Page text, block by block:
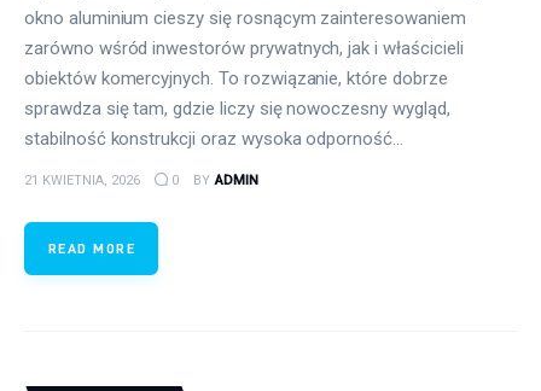
okno aluminium cieszy się rosnącym zainteresowaniem
zarówno wśród inwestorów prywatnych, jak i właścicieli
obiektów komercyjnych. To rozwiązanie, które dobrze
sprawdza się tam, gdzie liczy się nowoczesny wygląd,
stabilność konstrukcji oraz wysoka odporność…
21 KWIETNIA, 2026 0 BY ADMIN
READ MORE